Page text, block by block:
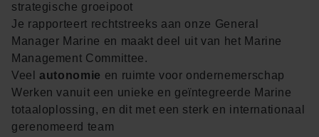
strategische groeipoot
Je rapporteert rechtstreeks aan onze General
Manager Marine en maakt deel uit van het Marine
Management Committee.
Veelautonomie en ruimte voor ondernemerschap
Werken vanuit een unieke en geïntegreerde Marine
totaaloplossing, en dit met een sterk en internationaal
gerenomeerd team